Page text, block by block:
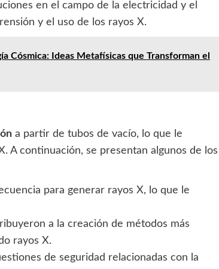
en el campo de la electricidad y el
y el uso de los rayos X.
Cósmica: Ideas Metafísicas que Transforman el
a partir de tubos de vacío, lo que le
A continuación, se presentan algunos de los
para generar rayos X, lo que le
a la creación de métodos más
rayos X.
de seguridad relacionadas con la